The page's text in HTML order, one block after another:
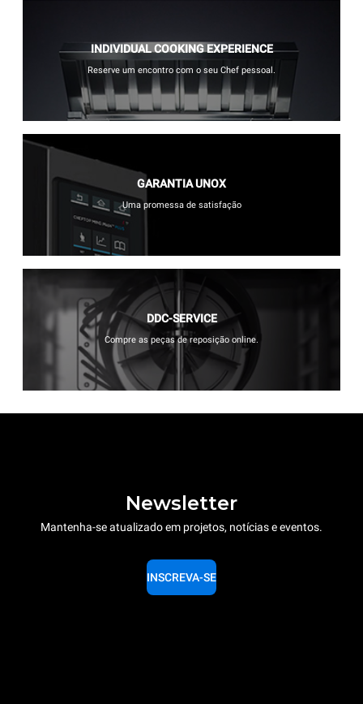
INDIVIDUAL COOKING EXPERIENCE
Reserve um encontro com o seu Chef pessoal.
GARANTIA UNOX
Uma promessa de satisfação
DDC-SERVICE
Compre as peças de reposição online.
Newsletter
Mantenha-se atualizado em projetos, notícias e eventos.
INSCREVA-SE